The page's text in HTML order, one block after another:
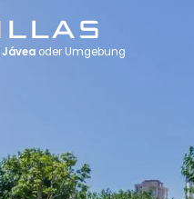
Jáveaoder Umgebung